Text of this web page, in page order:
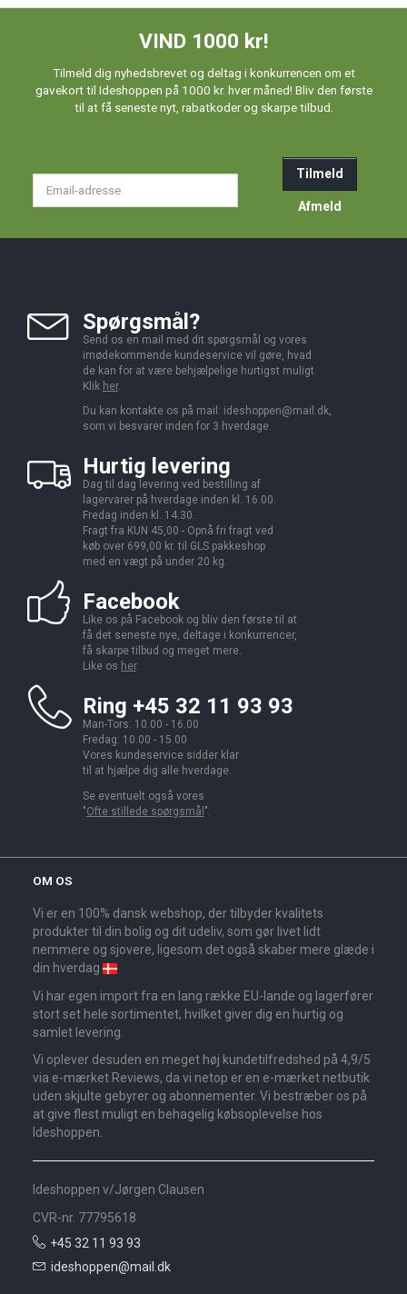
VIND 1000 kr!
Tilmeld dig nyhedsbrevet og deltag i konkurrencen om et
gavekort til Ideshoppen på 1000 kr. hver måned! Bliv den første
til at få seneste nyt, rabatkoder og skarpe tilbud.
Tilmeld
Afmeld
Spørgsmål?
Send os en mail med dit spørgsmål og vores
imødekommende kundeservice vil gøre, hvad
de kan for at være behjælpelige hurtigst muligt.
Klik her.
Du kan kontakte os på mail: ideshoppen@mail.dk,
som vi besvarer inden for 3 hverdage.
Hurtig levering
Dag til dag levering ved bestilling af
lagervarer på hverdage inden kl. 16.00.
Fredag inden kl. 14.30.
Fragt fra KUN 45,00 - Opnå fri fragt ved
køb over 699,00 kr. til GLS pakkeshop
med en vægt på under 20 kg.
Facebook
Like os på Facebook og bliv den første til at
få det seneste nye, deltage i konkurrencer,
få skarpe tilbud og meget mere.
Like os her.
Ring +45 32 11 93 93
Man-Tors: 10.00 - 16.00
Fredag: 10.00 - 15.00
Vores kundeservice sidder klar
til at hjælpe dig alle hverdage.
Se eventuelt også vores
"Ofte stillede spørgsmål ".
OM OS
Vi er en 100% dansk webshop, der tilbyder kvalitets
produkter til din bolig og dit udeliv, som gør livet lidt
nemmere og sjovere, ligesom det også skaber mere glæde i
din hverdag
Vi har egen import fra en lang række EU-lande og lagerfører
stort set hele sortimentet, hvilket giver dig en hurtig og
samlet levering.
Vi oplever desuden en meget høj kundetilfredshed på 4,9/5
via e-mærket Reviews, da vi netop er en e-mærket netbutik
uden skjulte gebyrer og abonnementer. Vi bestræber os på
at give flest muligt en behagelig købsoplevelse hos
Ideshoppen.
Ideshoppen v/Jørgen Clausen
CVR-nr. 77795618
+45 32 11 93 93
ideshoppen@mail.dk